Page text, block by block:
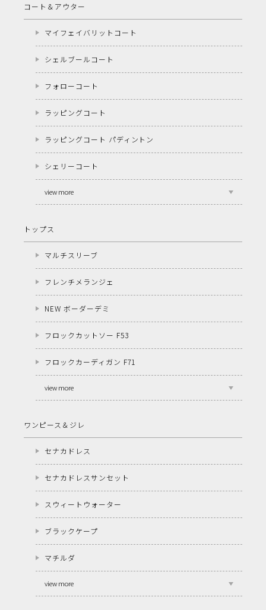
コート＆アウター
マイフェイバリットコート
シェルブールコート
フォローコート
ラッピングコート
ラッピングコート パディントン
シェリーコート
view more
トップス
マルチスリーブ
フレンチメランジェ
NEW ボーダーデミ
フロックカットソー F53
フロックカーディガン F71
view more
ワンピース＆ジレ
セナカドレス
セナカドレスサンセット
スウィートウォーター
ブラックケープ
マチルダ
view more